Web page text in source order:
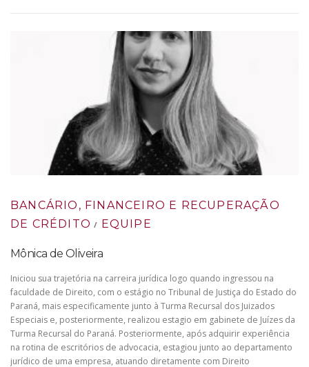
BANCÁRIO, FINANCEIRO E RECUPERAÇÃO
DE CRÉDITO / EQUIPE
Mônica de Oliveira
Iniciou sua trajetória na carreira jurídica logo quando ingressou na
faculdade de Direito, com o estágio no Tribunal de Justiça do Estado do
Paraná, mais especificamente junto à Turma Recursal dos Juizados
Especiais e, posteriormente, realizou estagio em gabinete de Juízes da
Turma Recursal do Paraná. Posteriormente, após adquirir experiência
na rotina de escritórios de advocacia, estagiou junto ao departamento
jurídico de uma empresa, atuando diretamente com Direito